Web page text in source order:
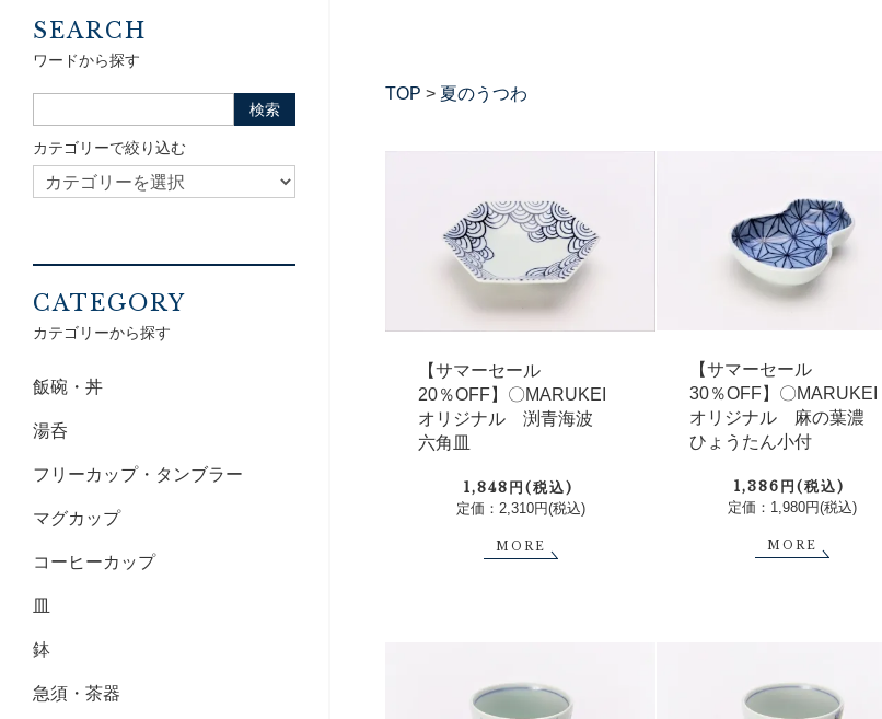
TOP > 夏のうつわ
【サマーセール
20％OFF】〇MARUKEI
オリジナル 渕青海波
六角皿
1,848円(税込)
定価：2,310円(税込)
MORE
【サマーセール
30％OFF】〇MARUKEI
オリジナル 麻の葉濃
ひょうたん小付
1,386円(税込)
定価：1,980円(税込)
MORE
SEARCH
ワードから探す
カテゴリーで絞り込む
CATEGORY
カテゴリーから探す
飯碗・丼
湯呑
フリーカップ・タンブラー
マグカップ
コーヒーカップ
皿
鉢
急須・茶器